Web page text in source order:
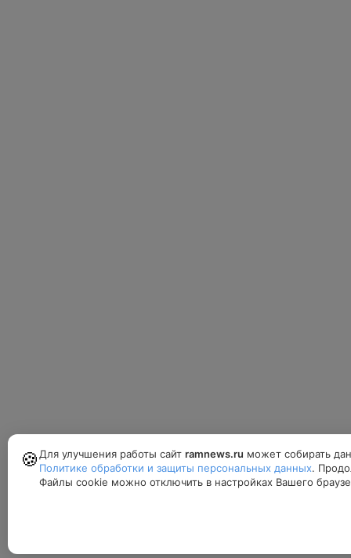
🍪 Для улучшения работы сайт ramnews.ru может собирать
Политике обработки и защиты персональных данных.
Файлы cookie можно отключить в настройках Вашего